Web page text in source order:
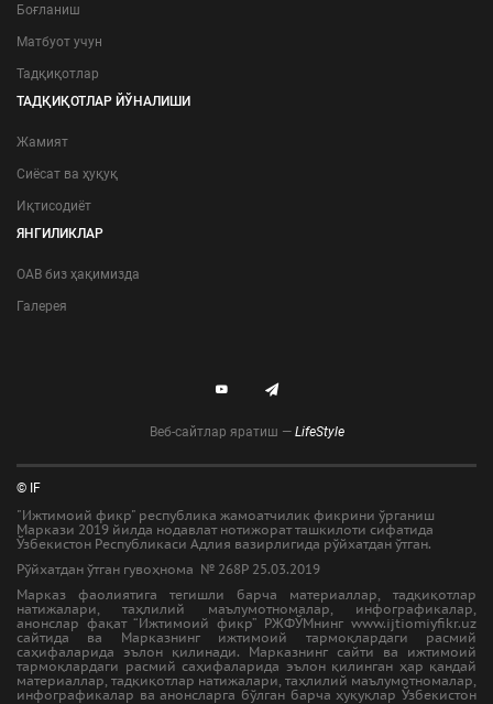
Боғланиш
Матбуот учун
Тадқиқотлар
ТАДҚИҚОТЛАР ЙЎНАЛИШИ
Жамият
Сиёсат ва ҳуқуқ
Иқтисодиёт
ЯНГИЛИКЛАР
ОАВ биз ҳақимизда
Галерея
Веб-сайтлар яратиш — LifeStyle
© IF
"Ижтимоий фикр" республика жамоатчилик фикрини ўрганиш
Маркази 2019 йилда нодавлат нотижорат ташкилоти сифатида
Ўзбекистон Республикаси Адлия вазирлигида рўйхатдан ўтган.
Рўйхатдан ўтган гувоҳнома № 268Р 25.03.2019
Марказ фаолиятига тегишли барча материаллар, тадқиқотлар
натижалари, таҳлилий маълумотномалар, инфографикалар,
анонслар фақат “Ижтимоий фикр” РЖФЎМнинг www.ijtiomiyfikr.uz
сайтида ва Марказнинг ижтимоий тармоқлардаги расмий
саҳифаларида эълон қилинади. Марказнинг сайти ва ижтимоий
тармоқлардаги расмий саҳифаларида эълон қилинган ҳар қандай
материаллар, тадқиқотлар натижалари, таҳлилий маълумотномалар,
инфографикалар ва анонсларга бўлган барча ҳуқуқлар Ўзбекистон